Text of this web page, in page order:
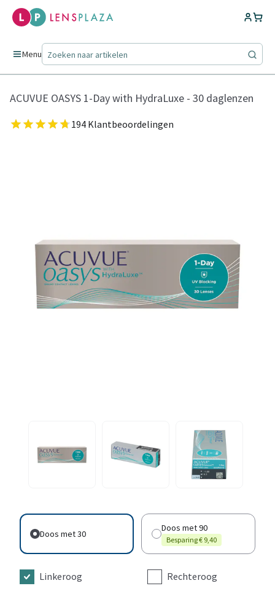
Menu
ACUVUE OASYS 1-Day with HydraLuxe - 30 daglenzen
194 Klantbeoordelingen
Doos met 30
Doos met 90
Besparing € 9,40
Linkeroog Rechteroog